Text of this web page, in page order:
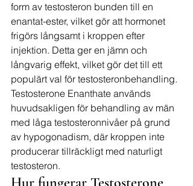
form av testosteron bunden till en
enantat-ester, vilket gör att hormonet
frigörs långsamt i kroppen efter
injektion. Detta ger en jämn och
långvarig effekt, vilket gör det till ett
populärt val för testosteronbehandling.
Testosterone Enanthate används
huvudsakligen för behandling av män
med låga testosteronnivåer på grund
av hypogonadism, där kroppen inte
producerar tillräckligt med naturligt
testosteron.